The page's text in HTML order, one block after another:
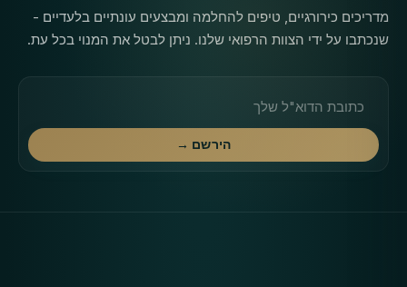
מדריכים כירורגיים, טיפים להחלמה ומבצעים עונתיים בלעדיים -
שנכתבו על ידי הצוות הרפואי שלנו. ניתן לבטל את המנוי בכל עת.
הירשם →